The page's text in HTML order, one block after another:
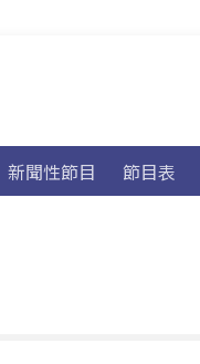
新聞性節目 節目表